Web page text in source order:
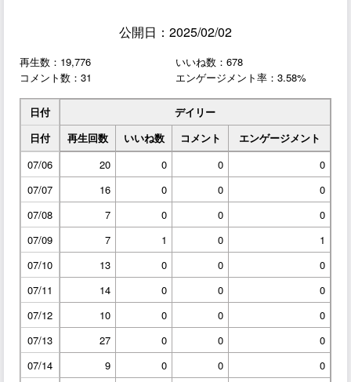
公開日：2025/02/02
再生数：19,776
いいね数：678
コメント数：31
エンゲージメント率：3.58%
日付
デイリー
日付
再生回数 いいね数 コメント
エンゲージメント
07/06
20 0 0
0
07/07
16 0 0
0
07/08
7 0 0
0
07/09
7 1 0
1
07/10
13 0 0
0
07/11
14 0 0
0
07/12
10 0 0
0
07/13
27 0 0
0
07/14
9 0 0
0